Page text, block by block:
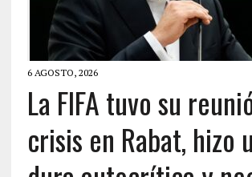
6 AGOSTO, 2026
La FIFA tuvo su
crisis en Rabat, hizo